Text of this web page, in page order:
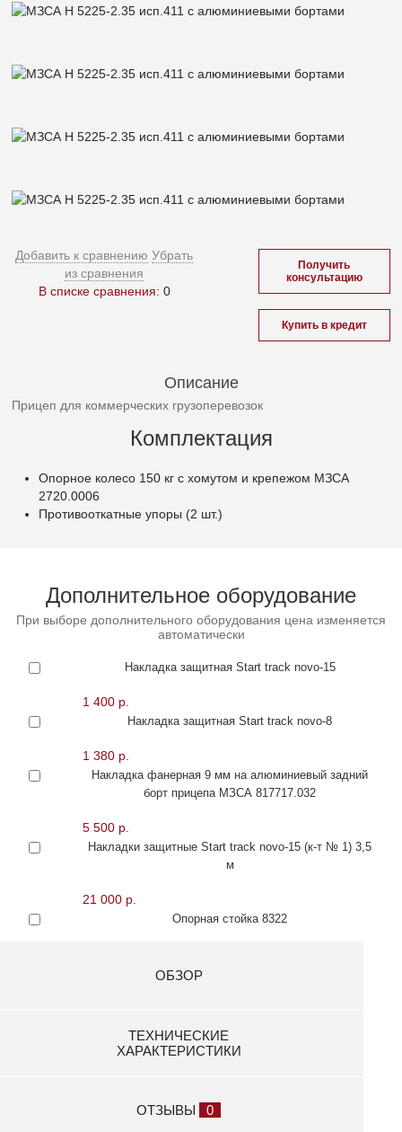
Добавить к сравнению Убрать
из сравнения
В списке сравнения: 0
Получить
консультацию
Купить в кредит
Описание
Прицеп для коммерческих грузоперевозок
Комплектация
Опорное колесо 150 кг с хомутом и крепежом МЗСА
2720.0006
Противооткатные упоры (2 шт.)
Дополнительное оборудование
При выборе дополнительного оборудования цена изменяется
автоматически
Накладка защитная Start track novo-15
1 400 р.
Накладка защитная Start track novo-8
1 380 р.
Накладка фанерная 9 мм на алюминиевый задний
борт прицепа МЗСА 817717.032
5 500 р.
Накладки защитные Start track novo-15 (к-т № 1) 3,5
м
21 000 р.
Опорная стойка 8322
Тележка для перемещения и хранения гидроцикла
Тележка для хранения гидроцикла (низкая)
ОБЗОР
ТЕХНИЧЕСКИЕ
ХАРАКТЕРИСТИКИ
ОТЗЫВЫ 0